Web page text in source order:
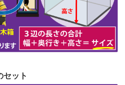
和4年5月17日(火)
和4年4月18日(月)
和4年3月15日(火)
4年1月17日(月)
セット